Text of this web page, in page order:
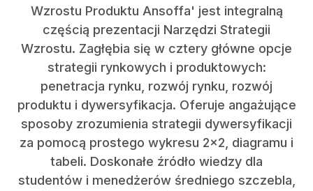
Wzrostu Produktu Ansoffa' jest integralną
częścią prezentacji Narzędzi Strategii
Wzrostu. Zagłębia się w cztery główne opcje
strategii rynkowych i produktowych:
penetracja rynku, rozwój rynku, rozwój
produktu i dywersyfikacja. Oferuje angażujące
sposoby zrozumienia strategii dywersyfikacji
za pomocą prostego wykresu 2x2, diagramu i
tabeli. Doskonałe źródło wiedzy dla
studentów i menedżerów średniego szczebla,